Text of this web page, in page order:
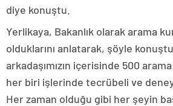
diye konuştu.
Yerlikaya, Bakanlık olarak arama
olduklarını anlatarak, şöyle
arkadaşımızın içerisinde 500
her biri işlerinde tecrübeli ve
Her zaman olduğu gibi her şeyin